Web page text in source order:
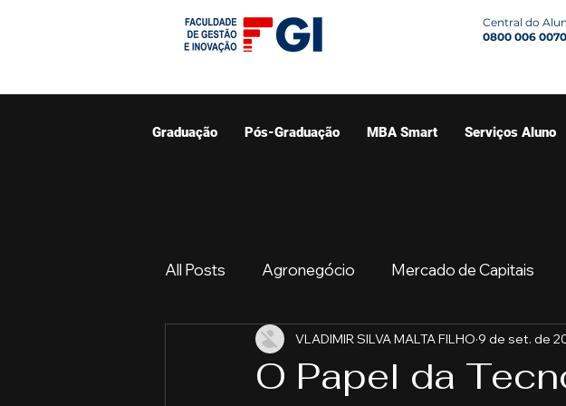
Central do
0800 006 0070
Graduação Pós-Graduação MBA Smart Serviços Aluno
All Posts Agronegócio Mercado de Capitais
Graduação Resumo do Mercado Sua
O Papel da
VLADIMIR SILVA MALTA FILHO 9 de set. de